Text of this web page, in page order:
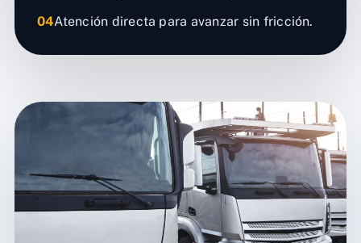
04Atención directa para avanzar sin fricción.